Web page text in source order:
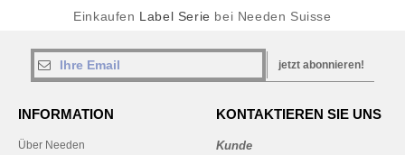
Einkaufen Label Serie bei Needen Suisse
jetzt abonnieren!
INFORMATION
Über Needen
KONTAKTIEREN SIE UNS
Kunde